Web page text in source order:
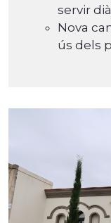
servir
Nova
ús dels